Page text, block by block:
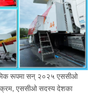
रूपमा सन् २०२५ एससीओ
एससीओ सदस्य देशका